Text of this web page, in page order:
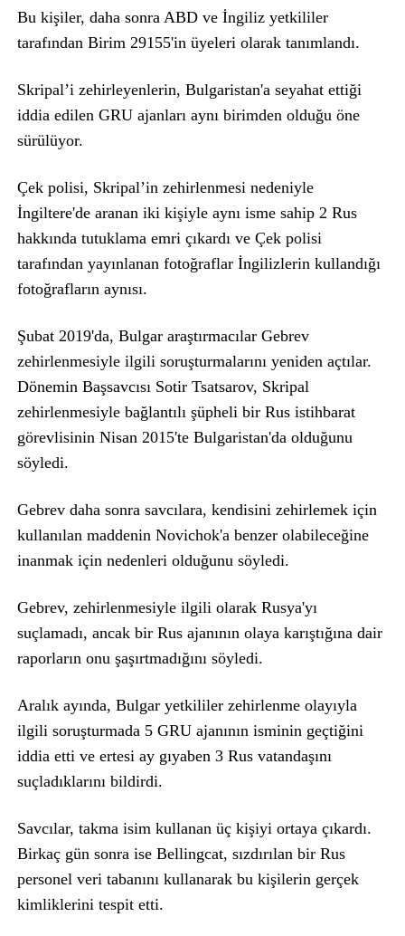
Bu kişiler, daha sonra ABD ve İngiliz yetkililer
tarafından Birim 29155'in üyeleri olarak tanımlandı.
Skripal’i zehirleyenlerin, Bulgaristan'a seyahat ettiği
iddia edilen GRU ajanları aynı birimden olduğu öne
sürülüyor.
Çek polisi, Skripal’in zehirlenmesi nedeniyle
İngiltere'de aranan iki kişiyle aynı isme sahip 2 Rus
hakkında tutuklama emri çıkardı ve Çek polisi
tarafından yayınlanan fotoğraflar İngilizlerin kullandığı
fotoğrafların aynısı.
Şubat 2019'da, Bulgar araştırmacılar Gebrev
zehirlenmesiyle ilgili soruşturmalarını yeniden açtılar.
Dönemin Başsavcısı Sotir Tsatsarov, Skripal
zehirlenmesiyle bağlantılı şüpheli bir Rus istihbarat
görevlisinin Nisan 2015'te Bulgaristan'da olduğunu
söyledi.
Gebrev daha sonra savcılara, kendisini zehirlemek için
kullanılan maddenin Novichok'a benzer olabileceğine
inanmak için nedenleri olduğunu söyledi.
Gebrev, zehirlenmesiyle ilgili olarak Rusya'yı
suçlamadı, ancak bir Rus ajanının olaya karıştığına dair
raporların onu şaşırtmadığını söyledi.
Aralık ayında, Bulgar yetkililer zehirlenme olayıyla
ilgili soruşturmada 5 GRU ajanının isminin geçtiğini
iddia etti ve ertesi ay gıyaben 3 Rus vatandaşını
suçladıklarını bildirdi.
Savcılar, takma isim kullanan üç kişiyi ortaya çıkardı.
Birkaç gün sonra ise Bellingcat, sızdırılan bir Rus
personel veri tabanını kullanarak bu kişilerin gerçek
kimliklerini tespit etti.